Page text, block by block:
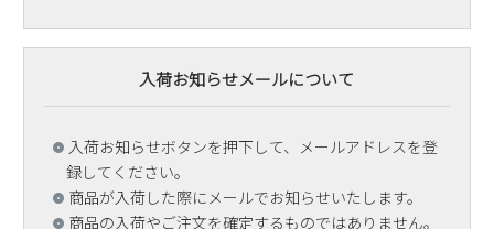
入荷お知らせメールについて
入荷お知らせボタンを押下して、メールアドレスを登
録してください。
商品が入荷した際にメールでお知らせいたします。
商品の入荷やご注文を確定するものではありません。